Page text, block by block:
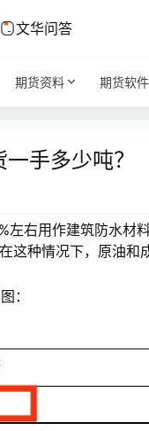
文华问答
期货资料 期货软件
手多少吨？
右用作建筑防水材
种情况下，原油和
：